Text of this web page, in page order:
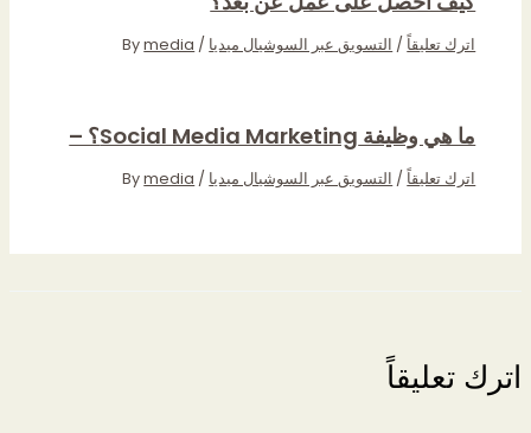
اترك تعليقاً / التسويق عبر السوشيال ميديا / By
media
ما هي وظيفة Social Media Marketing؟ –
اترك تعليقاً / التسويق عبر السوشيال ميديا / By
media
اترك تعليقاً